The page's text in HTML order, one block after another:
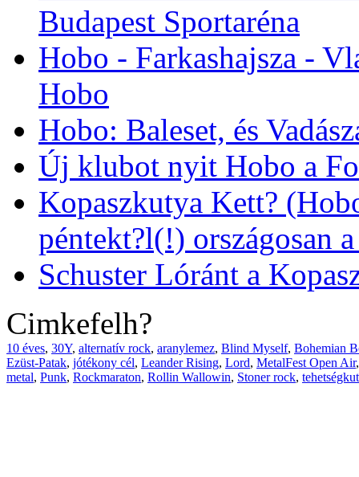
Budapest Sportaréna
Hobo - Farkashajsza -
Hobo
Hobo: Baleset, és
Új klubot nyit Hobo a
Kopaszkutya Kett?
péntekt?l(!) országosan
Schuster Lóránt a
Cimkefelh?
10 éves, 30Y, alternatív rock, aranylemez, Blind Myself, Bohemian
Ezüst-Patak, jótékony cél, Leander Rising, Lord, MetalFest Open Air
metal, Punk, Rockmaraton, Rollin Wallowin, Stoner rock,